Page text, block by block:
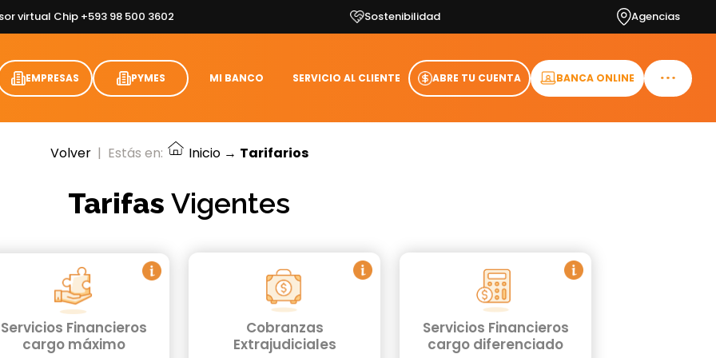
virtual Chip +593 98 500 3602 Sostenibilidad Agencias
EMPRESAS PYMES MI BANCO SERVICIO AL CLIENTE ABRE TU CUENTA BANCA ONLINE
Volver | Estás en: Inicio→ Tarifarios
Tarifas Vigentes
Servicios Financieros
cargo máximo
Cobranzas
Extrajudiciales
Servicios Financieros
cargo diferenciado